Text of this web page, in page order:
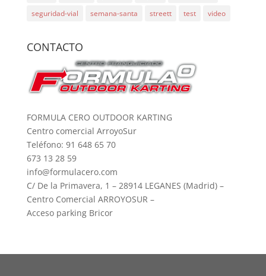
seguridad-vial
semana-santa streett test video
CONTACTO
FORMULA CERO OUTDOOR KARTING
Centro comercial ArroyoSur
Teléfono: 91 648 65 70
673 13 28 59
info@formulacero.com
C/ De la Primavera, 1 – 28914 LEGANES (Madrid) –
Centro Comercial ARROYOSUR –
Acceso parking Bricor